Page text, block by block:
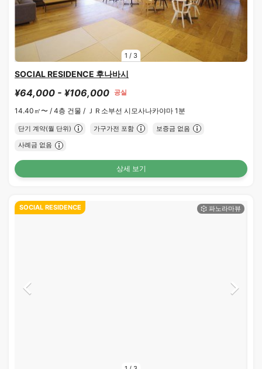
1 / 3
SOCIAL RESIDENCE 후나바시
¥64,000 - ¥106,000 공실
14.40㎡〜 / 4층 건물 / ＪＲ소부선 시모사나카야마 1분
단기 계약(월 단위) 가구가전 포함 보증금 없음
사례금 없음
상세 보기
SOCIAL RESIDENCE